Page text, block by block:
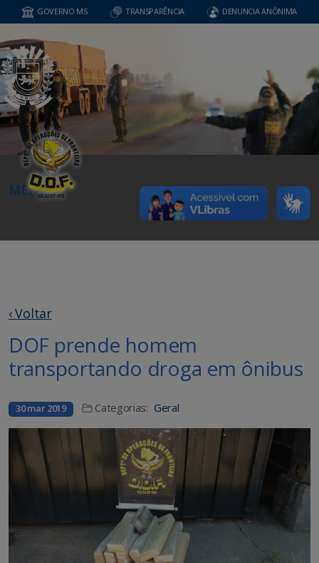
GOVERNO MS TRANSPARÊNCIA DENUNCIA ANÔNIMA
MENU
‹ Voltar
DOF prende homem
transportando droga em ônibus
30 mar 2019 Categorias: Geral